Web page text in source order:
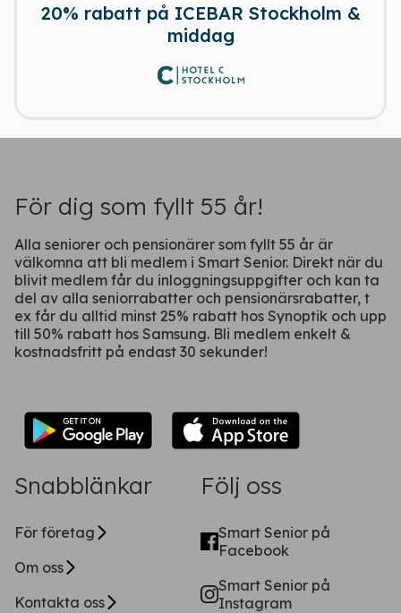
20% rabatt på ICEBAR Stockholm &
middag
För dig som fyllt 55 år!
Alla seniorer och pensionärer som fyllt 55 år är
välkomna att bli medlem i Smart Senior. Direkt när du
blivit medlem får du inloggningsuppgifter och kan ta
del av alla seniorrabatter och pensionärsrabatter, t
ex får du alltid minst 25% rabatt hos Synoptik och upp
till 50% rabatt hos Samsung. Bli medlem enkelt &
kostnadsfritt på endast 30 sekunder!
Snabblänkar
För företag
Om oss
Kontakta oss
Följ oss
Smart Senior på
Facebook
Smart Senior på
Instagram
Ladda ner vår app!
Få tillgång till alla rabatter i din
ficka
Fortsätt på webben